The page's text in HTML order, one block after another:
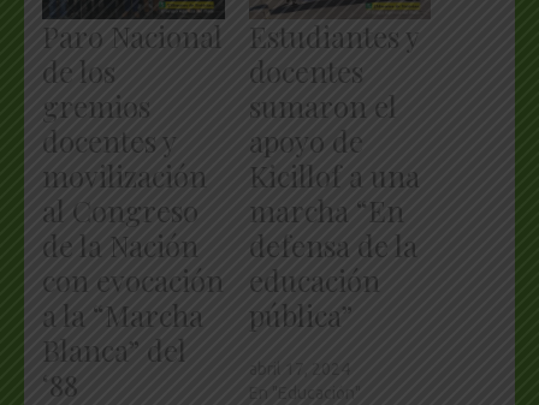
Paro Nacional
de los
gremios
docentes y
movilización
al Congreso
de la Nación
con evocación
a la “Marcha
Blanca” del
‘88
Estudiantes y
docentes
sumaron el
apoyo de
Kicillof a una
marcha “En
defensa de la
educación
pública”